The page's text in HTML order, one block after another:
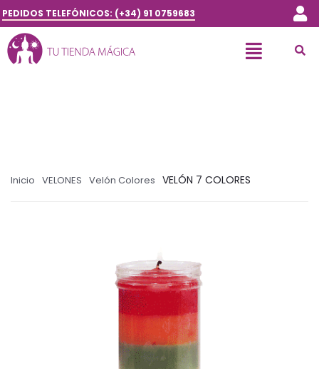
PEDIDOS TELEFÓNICOS: (+34) 91 0759683
Inicio VELONES Velón Colores VELÓN 7 COLORES